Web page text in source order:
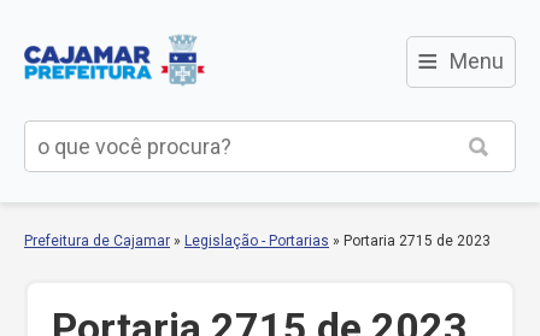
≡ Menu
Prefeitura de Cajamar » Legislação - Portarias » Portaria 2715 de 2023